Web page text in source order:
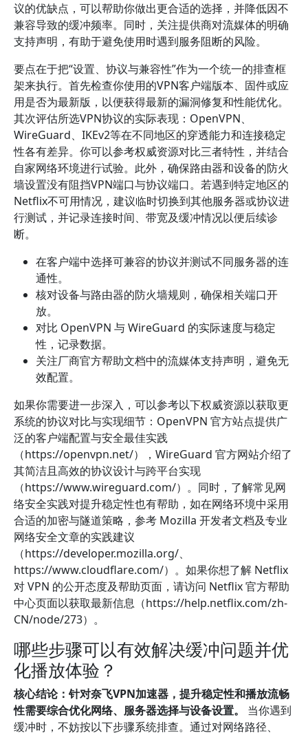
议的优缺点，可以帮助你做出更合适的选择，并降低因不
兼容导致的缓冲频率。同时，关注提供商对流媒体的明确
支持声明，有助于避免使用时遇到服务阻断的风险。
要点在于把“设置、协议与兼容性”作为一个统一的排查框
架来执行。首先检查你使用的VPN客户端版本、固件或应
用是否为最新版，以便获得最新的漏洞修复和性能优化。
其次评估所选VPN协议的实际表现：OpenVPN、
WireGuard、IKEv2等在不同地区的穿透能力和连接稳定
性各有差异。你可以参考权威资源对比三者特性，并结合
自家网络环境进行试验。此外，确保路由器和设备的防火
墙设置没有阻挡VPN端口与协议端口。若遇到特定地区的
Netflix不可用情况，建议临时切换到其他服务器或协议进
行测试，并记录连接时间、带宽及缓冲情况以便后续诊
断。
在客户端中选择可兼容的协议并测试不同服务器的连
通性。
核对设备与路由器的防火墙规则，确保相关端口开
放。
对比 OpenVPN 与 WireGuard 的实际速度与稳定
性，记录数据。
关注厂商官方帮助文档中的流媒体支持声明，避免无
效配置。
如果你需要进一步深入，可以参考以下权威资源以获取更
系统的协议对比与实现细节：OpenVPN 官方站点提供广
泛的客户端配置与安全最佳实践
（https://openvpn.net/），WireGuard 官方网站介绍了
其简洁且高效的协议设计与跨平台实现
（https://www.wireguard.com/）。同时，了解常见网
络安全实践对提升稳定性也有帮助，如在网络环境中采用
合适的加密与隧道策略，参考 Mozilla 开发者文档及专业
网络安全文章的实践建议
（https://developer.mozilla.org/、
https://www.cloudflare.com/）。如果你想了解 Netflix
对 VPN 的公开态度及帮助页面，请访问 Netflix 官方帮助
中心页面以获取最新信息（https://help.netflix.com/zh-
CN/node/273）。
哪些步骤可以有效解决缓冲问题并优
化播放体验？
核心结论：针对奈飞VPN加速器，提升稳定性和播放流畅
性需要综合优化网络、服务器选择与设备设置。
当你遇到
缓冲时，不妨按以下步骤系统排查。通过对网络路径、